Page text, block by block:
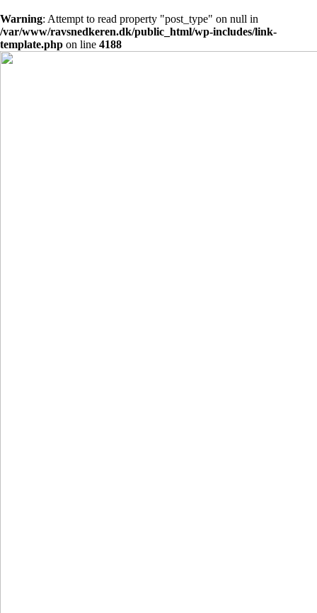
Warning: Attempt to read property "post_type" on null in
/var/www/ravsnedkeren.dk/public_html/wp-includes/link-
template.php on line 4188
Videre